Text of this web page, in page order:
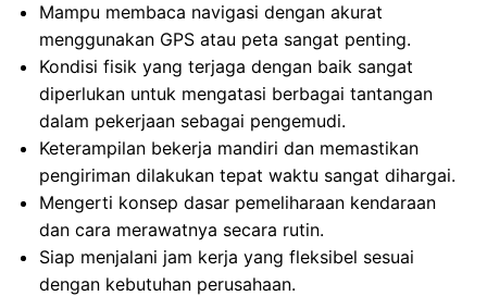
Mampu membaca navigasi dengan akurat
menggunakan GPS atau peta sangat penting.
Kondisi fisik yang terjaga dengan baik sangat
diperlukan untuk mengatasi berbagai tantangan
dalam pekerjaan sebagai pengemudi.
Keterampilan bekerja mandiri dan memastikan
pengiriman dilakukan tepat waktu sangat dihargai.
Mengerti konsep dasar pemeliharaan kendaraan
dan cara merawatnya secara rutin.
Siap menjalani jam kerja yang fleksibel sesuai
dengan kebutuhan perusahaan.